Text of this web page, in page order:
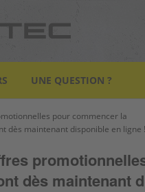
UNE QUESTION ?
pour commencer la
dès maintenant disponible en ligne !
dès maintenant